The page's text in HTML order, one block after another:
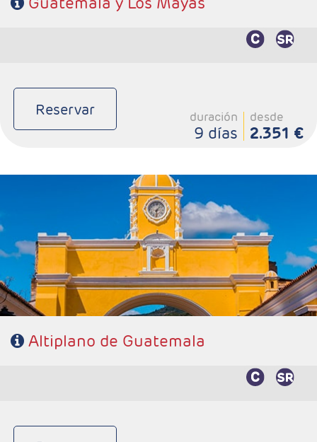
Reservar duración
9 días
desde
2.351 €
- Ruta: 2 noches Antigua Guatemala, 1 noche Panajachel
(Lago Atitlan), 2 noches Ciudad de Guatemala y 2 noches
Flores.
- Categoría hotelera: 3*, 4* y 5*
- Régimen: 7 desayunos y 1 almuerzo sin bebidas.
Altiplano de Guatemala